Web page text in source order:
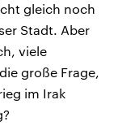
gleich noch
Stadt. Aber
viele
große Frage,
im Irak